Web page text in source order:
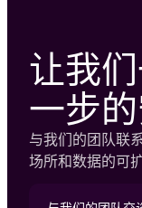
让我
一步的
与我们的团队联
场所和数据的可